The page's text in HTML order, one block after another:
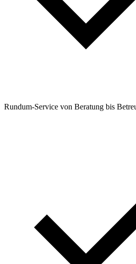
Rundum-Service von Beratung bis